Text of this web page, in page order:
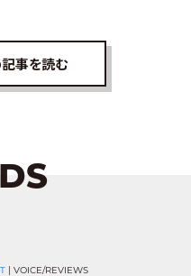
事を読む
|VOICE/REVIEWS